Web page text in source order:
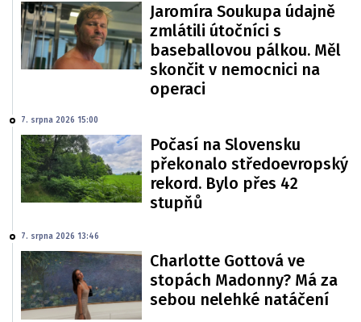
Jaromíra Soukupa údajně
zmlátili útočníci s
baseballovou pálkou. Měl
skončit v nemocnici na
operaci
7. srpna 2026 15:00
Počasí na Slovensku
překonalo středoevropský
rekord. Bylo přes 42
stupňů
7. srpna 2026 13:46
Charlotte Gottová ve
stopách Madonny? Má za
sebou nelehké natáčení